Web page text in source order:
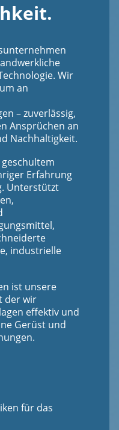
Wir
an
– zuverlässig,
Ansprüchen an
Nachhaltigkeit.
Erfahrung
Unterstützt
industrielle
ist unsere
der wir
effektiv und
Gerüst und
für das